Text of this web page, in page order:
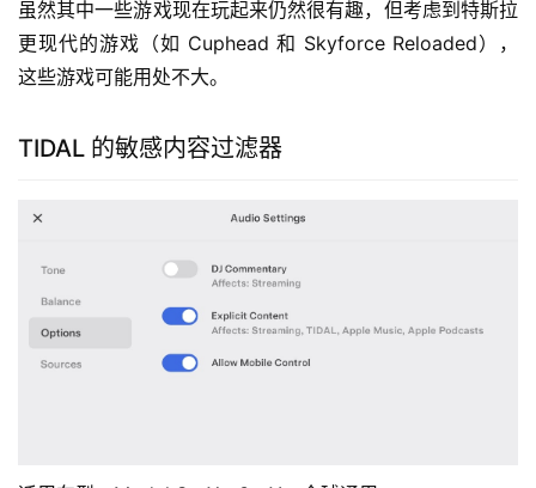
虽然其中一些游戏现在玩起来仍然很有趣，但考虑到特斯拉
更现代的游戏（如 Cuphead 和 Skyforce Reloaded），
这些游戏可能用处不大。
TIDAL 的敏感内容过滤器